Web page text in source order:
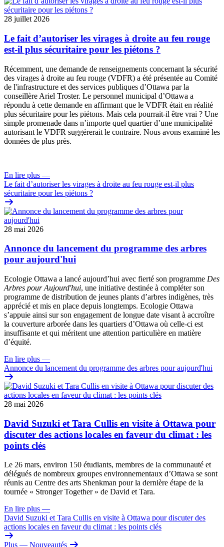
28 juillet 2026
Le fait d’autoriser les virages à droite au feu rouge
est-il plus sécuritaire pour les piétons ?
Récemment, une demande de renseignements concernant la sécurité
des virages à droite au feu rouge (VDFR) a été présentée au Comité
de l'infrastructure et des services publiques d’Ottawa par la
conseillère Ariel Troster. Le personnel municipal d’Ottawa a
répondu à cette demande en affirmant que le VDFR était en réalité
plus sécuritaire pour les piétons. Mais cela pourrait-il être vrai ? Une
simple promenade dans n’importe quel quartier d’une municipalité
autorisant le VDFR suggérerait le contraire. Nous avons examiné les
données de plus près.
En lire plus —
Le fait d’autoriser les virages à droite au feu rouge est-il plus
sécuritaire pour les piétons ?
28 mai 2026
Annonce du lancement du programme des arbres
pour aujourd'hui
Ecologie Ottawa a lancé aujourd’hui avec fierté son programme Des
Arbres pour Aujourd'hui, une initiative destinée à compléter son
programme de distribution de jeunes plants d’arbres indigènes, très
apprécié et mis en place depuis longtemps. Ecologie Ottawa
s’appuie ainsi sur son engagement de longue date visant à accroître
la couverture arborée dans les quartiers d’Ottawa où celle-ci est
insuffisante et qui méritent une attention particulière en matière
d’équité.
En lire plus —
Annonce du lancement du programme des arbres pour aujourd'hui
28 mai 2026
David Suzuki et Tara Cullis en visite à Ottawa pour
discuter des actions locales en faveur du climat : les
points clés
Le 26 mars, environ 150 étudiants, membres de la communauté et
délégués de nombreux groupes environnementaux d’Ottawa se sont
réunis au Centre des arts Shenkman pour la dernière étape de la
tournée « Stronger Together » de David et Tara.
En lire plus —
David Suzuki et Tara Cullis en visite à Ottawa pour discuter des
actions locales en faveur du climat : les points clés
Plus — Nouveautés